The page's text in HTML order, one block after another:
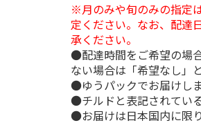
※月のみや旬のみの指定
定ください。なお、配達
承ください。
●配達時間をご希望の場
ない場合は「希望なし」
●ゆうパックでお届けしま
●チルドと表記されてい
●お届けは日本国内に限り